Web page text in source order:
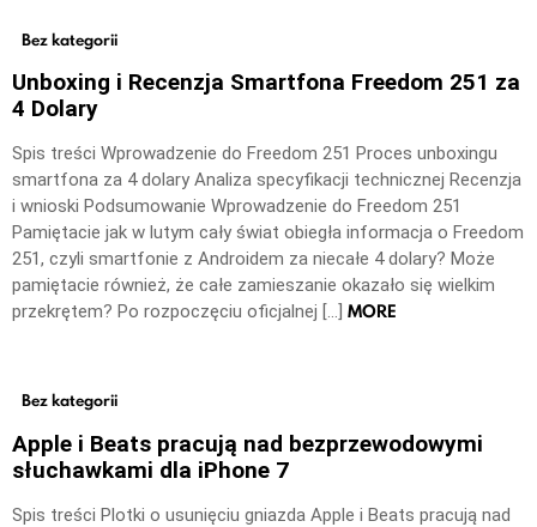
Bez kategorii
Unboxing i Recenzja Smartfona Freedom 251 za
4 Dolary
Spis treści Wprowadzenie do Freedom 251 Proces unboxingu
smartfona za 4 dolary Analiza specyfikacji technicznej Recenzja
i wnioski Podsumowanie Wprowadzenie do Freedom 251
Pamiętacie jak w lutym cały świat obiegła informacja o Freedom
251, czyli smartfonie z Androidem za niecałe 4 dolary? Może
pamiętacie również, że całe zamieszanie okazało się wielkim
przekrętem? Po rozpoczęciu oficjalnej […] MORE
Bez kategorii
Apple i Beats pracują nad bezprzewodowymi
słuchawkami dla iPhone 7
Spis treści Plotki o usunięciu gniazda Apple i Beats pracują nad